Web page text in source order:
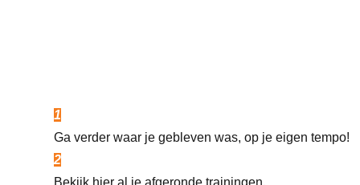
1
Ga verder waar je gebleven was, op je eigen tempo!
2